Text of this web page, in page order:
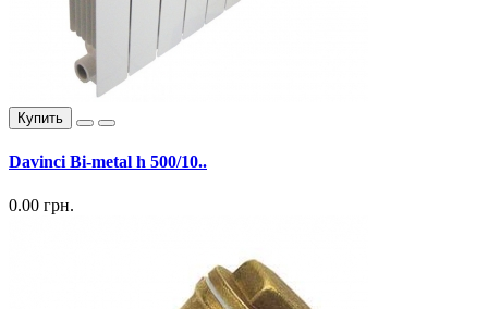
Купить
Davinci Bi-metal h 500/10..
0.00 грн.